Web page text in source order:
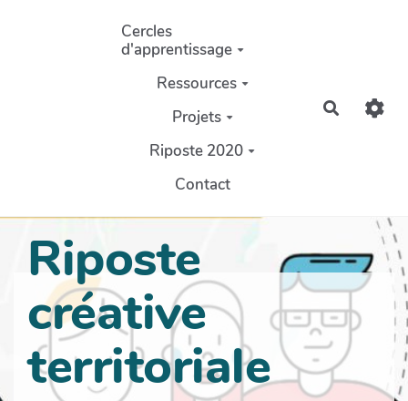
Aller au contenu principal
Cercles
d'apprentissage
Ressources
Projets
Riposte 2020
Contact
Riposte
créative
territoriale